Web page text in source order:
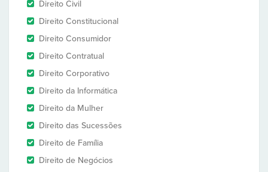
Direito Civil
Direito Constitucional
Direito Consumidor
Direito Contratual
Direito Corporativo
Direito da Informática
Direito da Mulher
Direito das Sucessões
Direito de Família
Direito de Negócios